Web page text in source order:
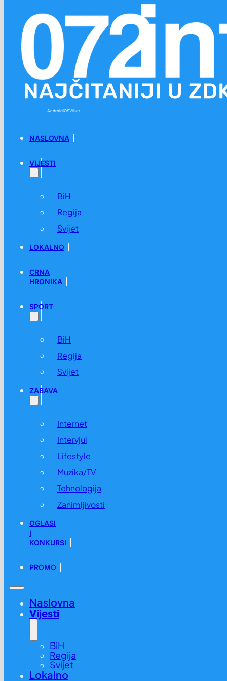
AndroidiOSViber
NASLOVNA
VIJESTI
BiH
Regija
Svijet
LOKALNO
CRNA
HRONIKA
SPORT
BiH
Regija
Svijet
ZABAVA
Internet
Intervjui
Lifestyle
Muzika/TV
Tehnologija
Zanimljivosti
OGLASI
I
KONKURSI
PROMO
Naslovna
Vijesti
BiH
Regija
Svijet
Lokalno